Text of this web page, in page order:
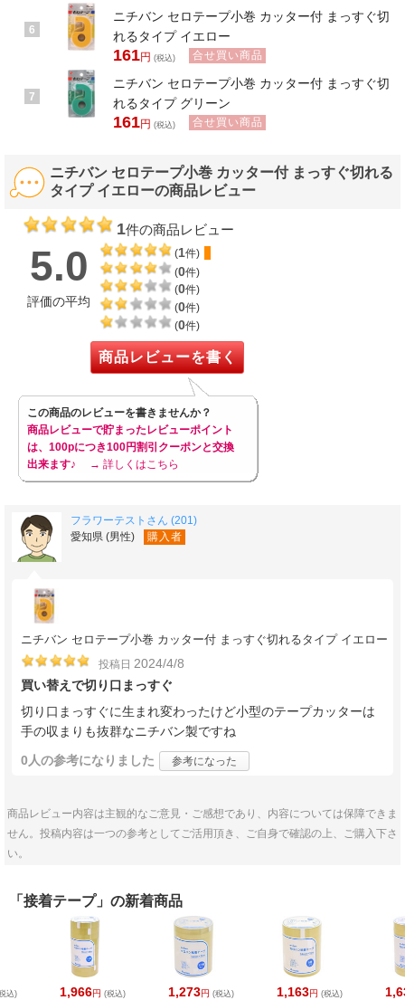
6
ニチバン セロテープ小巻 カッター付 まっすぐ切
れるタイプ イエロー
161円 (税込) 合せ買い商品
7
ニチバン セロテープ小巻 カッター付 まっすぐ切
れるタイプ グリーン
161円 (税込) 合せ買い商品
ニチバン セロテープ小巻 カッター付 まっすぐ切れる
タイプ イエローの商品レビュー
1件の商品レビュー
5.0
評価の平均
(1件)
(0件)
(0件)
(0件)
(0件)
商品レビューを書く
この商品のレビューを書きませんか？
商品レビューで貯まったレビューポイント
は、100pにつき100円割引クーポンと交換
出来ます♪
→ 詳しくはこちら
フラワーテストさん (201)
愛知県 (男性)
購入者
ニチバン セロテープ小巻 カッター付 まっすぐ切れるタイプ イエロー
投稿日 2024/4/8
買い替えで切り口まっすぐ
切り口まっすぐに生まれ変わったけど小型のテープカッターは
手の収まりも抜群なニチバン製ですね
0人の参考になりました 参考になった
商品レビュー内容は主観的なご意見・ご感想であり、内容については保障できま
せん。投稿内容は一つの参考としてご活用頂き、ご自身で確認の上、ご購入下さ
い。
「接着テープ」の新着商品
1,966円 (税込) 1,273円 (税込) 1,163円 (税込)
込)